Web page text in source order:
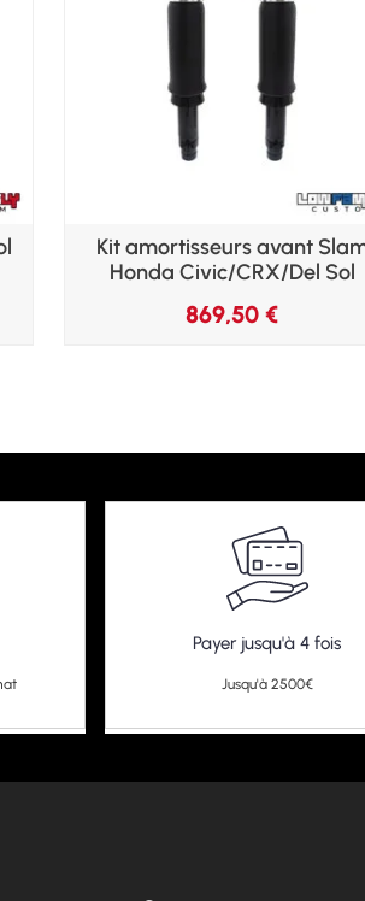
Kit amortisseurs avant
Honda Civic/CRX/Del Sol
869,50€
Payer jusqu'à 4 fois
Jusqu'à 2500€